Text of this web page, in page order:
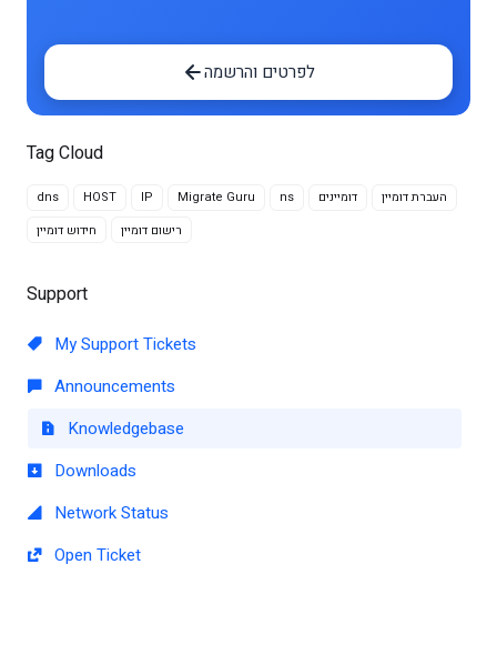
לפרטים והרשמה
Tag Cloud
dns HOST IP Migrate Guru ns דומיינים
העברת דומיין
חידוש דומיין
רישום דומיין
Support
My Support Tickets
Announcements
Knowledgebase
Downloads
Network Status
Open Ticket